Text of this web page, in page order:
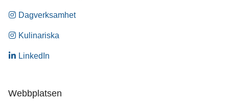
Dagverksamhet
Kulinariska
LinkedIn
Webbplatsen